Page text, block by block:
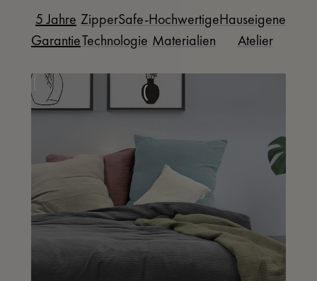
5 Jahre
Garantie
ZipperSafe-
Technologie
Hochwertige
Materialien
Hauseigenes
Atelier